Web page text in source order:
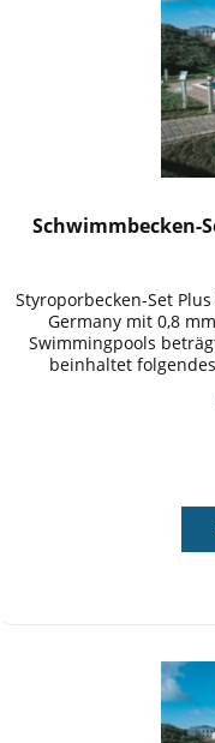
Schwimmbecken-
Styroporbecken-Set Plus
Germany mit 0,8
Swimmingpools
beinhaltet